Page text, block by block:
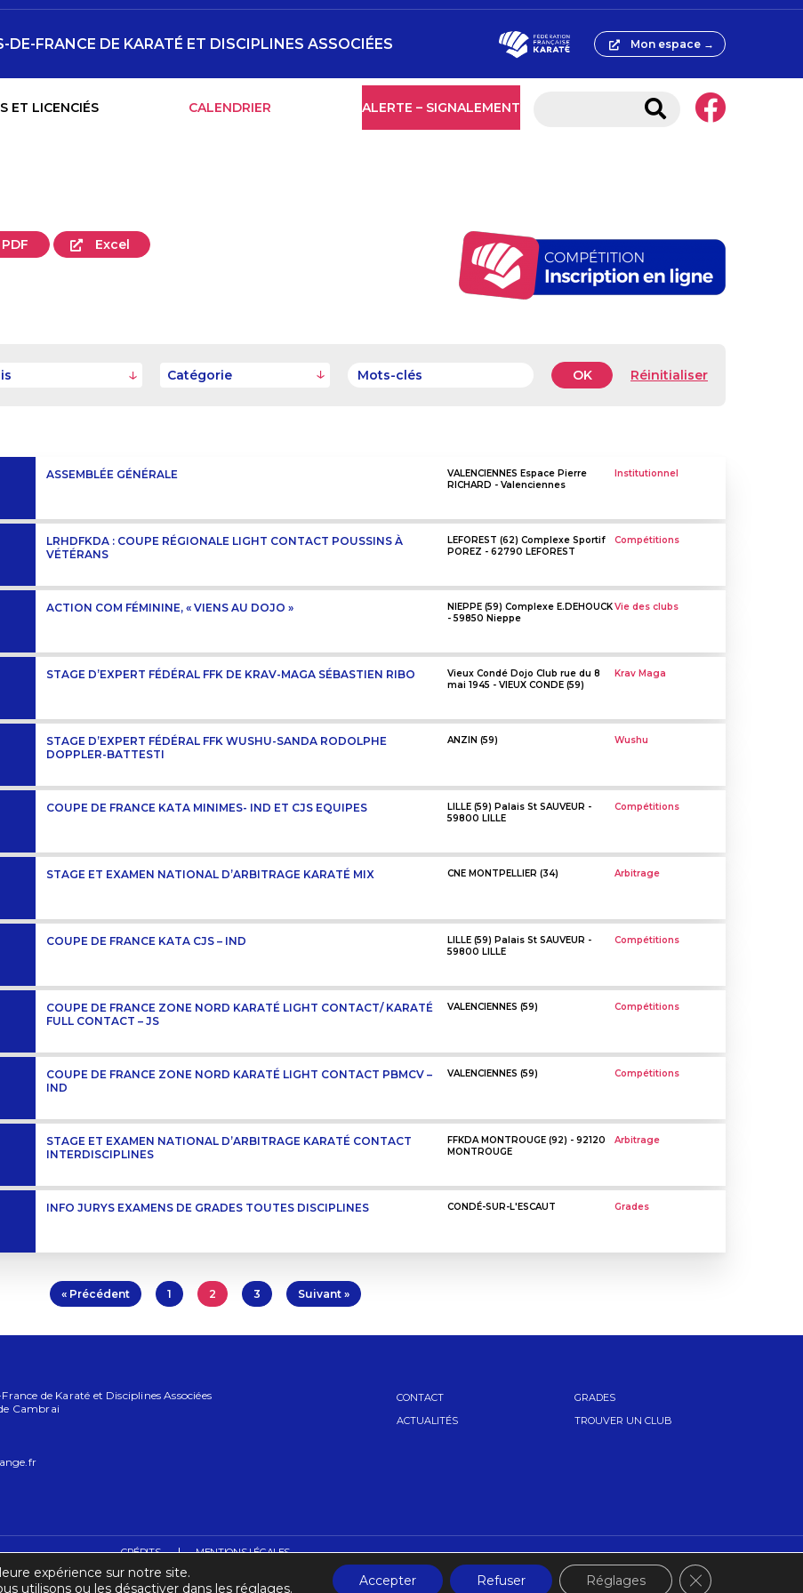
ET LICENCIÉS CALENDRIER ALERTE – SIGNALEMENT
DE-FRANCE DE KARATÉ ET DISCIPLINES ASSOCIÉES Mon espace →
PDF Excel
OK Réinitialiser
ASSEMBLÉE GÉNÉRALE
VALENCIENNES Espace Pierre
RICHARD - Valenciennes
Institutionnel
LRHDFKDA : COUPE RÉGIONALE LIGHT CONTACT POUSSINS À
VÉTÉRANS
LEFOREST (62) Complexe Sportif
POREZ - 62790 LEFOREST
Compétitions
ACTION COM FÉMININE, « VIENS AU DOJO »
NIEPPE (59) Complexe E.DEHOUCK
- 59850 Nieppe
Vie des clubs
STAGE D’EXPERT FÉDÉRAL FFK DE KRAV-MAGA SÉBASTIEN RIBO
Vieux Condé Dojo Club rue du 8
mai 1945 - VIEUX CONDE (59)
Krav Maga
STAGE D’EXPERT FÉDÉRAL FFK WUSHU-SANDA RODOLPHE
DOPPLER-BATTESTI
ANZIN (59) Wushu
COUPE DE FRANCE KATA MINIMES- IND ET CJS EQUIPES
LILLE (59) Palais St SAUVEUR -
59800 LILLE
Compétitions
STAGE ET EXAMEN NATIONAL D’ARBITRAGE KARATÉ MIX CNE MONTPELLIER (34) Arbitrage
COUPE DE FRANCE KATA CJS – IND
LILLE (59) Palais St SAUVEUR -
59800 LILLE
Compétitions
COUPE DE FRANCE ZONE NORD KARATÉ LIGHT CONTACT/ KARATÉ
FULL CONTACT – JS
VALENCIENNES (59) Compétitions
COUPE DE FRANCE ZONE NORD KARATÉ LIGHT CONTACT PBMCV –
IND
VALENCIENNES (59) Compétitions
STAGE ET EXAMEN NATIONAL D’ARBITRAGE KARATÉ CONTACT
INTERDISCIPLINES
FFKDA MONTROUGE (92) - 92120
MONTROUGE
Arbitrage
INFO JURYS EXAMENS DE GRADES TOUTES DISCIPLINES CONDÉ-SUR-L'ESCAUT Grades
« Précédent 1 2 3 Suivant »
de Karaté et Disciplines Associées
Cambrai
CONTACT
ACTUALITÉS
GRADES
TROUVER UN CLUB
CRÉDITS MENTIONS LÉGALES
expérience sur notre site.
utilisons ou les désactiver dans les réglages.
Accepter Refuser Réglages Fermer la